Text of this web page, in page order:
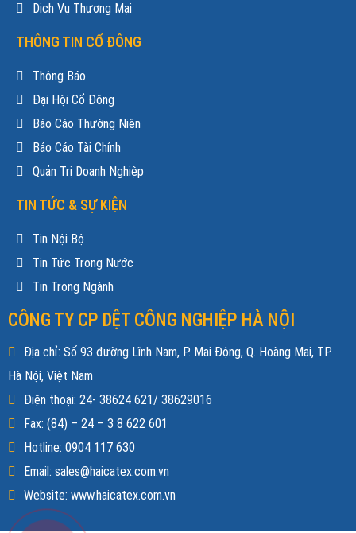
Phòng chống sạt lở bờ biển khu vực miền Trung:
CÔNG TY CP DỆT CÔNG NGHIỆP HÀ NỘI
Địa chỉ: Số 93 đường Lĩnh Nam, P. Mai Động, Q. Hoàng Mai, TP.
Hà Nội, Việt Nam
Điện thoại: 24- 38624 621/ 38629016
Fax: (84) – 24 – 3 8 622 601
Hotline: 0904 117 630
Email: sales@haicatex.com.vn
Website: www.haicatex.com.vn
Dịch Vụ Thương Mại
THÔNG TIN CỔ ĐÔNG
Thông Báo
Đại Hội Cổ Đông
Báo Cáo Thường Niên
Báo Cáo Tài Chính
Quản Trị Doanh Nghiệp
TIN TỨC & SỰ KIỆN
Tin Nội Bộ
Tin Tức Trong Nước
Tin Trong Ngành